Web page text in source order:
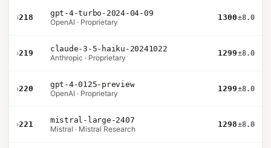
›218
gpt-4-turbo-2024-04-09
OpenAI · Proprietary
1300±8.0
›219
claude-3-5-haiku-20241022
Anthropic · Proprietary
1299±8.0
›220
gpt-4-0125-preview
OpenAI · Proprietary
1299±8.0
›221
mistral-large-2407
Mistral · Mistral Research
1298±8.0